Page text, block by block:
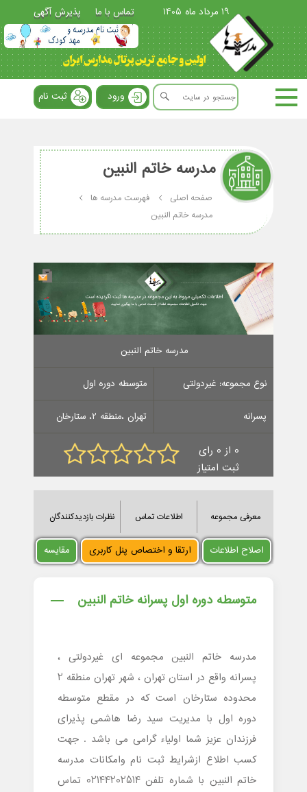
19 مرداد ماه 1405 تماس با ما پذیرش آگهی
ورود ثبت نام
مدرسه خاتم النبین
صفحه اصلی
فهرست مدرسه ها
مدرسه خاتم النبین
مدرسه خاتم النبین
نوع مجموعه: غیردولتی متوسطه دوره اول
پسرانه تهران ،منطقه 2، ستارخان
0 از 0 رای
ثبت امتیاز
معرفی مجموعه اطلاعات تماس نظرات بازدیدکنندگان
اصلاح اطلاعات ارتقا و اختصاص پنل کاربری مقایسه
متوسطه دوره اول پسرانه خاتم النبین
مدرسه خاتم النبین مجموعه ای غیردولتی ،
پسرانه واقع در استان تهران ، شهر تهران منطقه 2
محدوده ستارخان است که در مقطع متوسطه
دوره اول با مدیریت سید رضا هاشمی پذیرای
فرزندان عزیز شما اولیاء گرامی می باشد . جهت
کسب اطلاع ازشرایط ثبت نام وامکانات مدرسه
خاتم النبین با شماره تلفن 02144202514 تماس